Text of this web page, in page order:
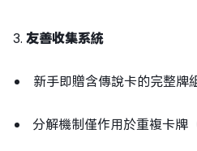
3. 友善收集系統
新手即贈含傳說卡的完整牌
分解機制僅作用於重複卡牌